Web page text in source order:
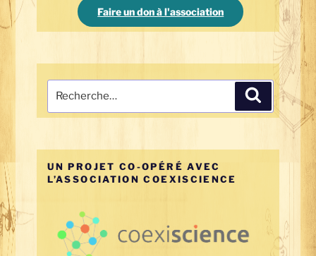
Faire un don à l'association
pour
:
Recherche
UN PROJET CO-OPÉRÉ AVEC
L’ASSOCIATION COEXISCIENCE